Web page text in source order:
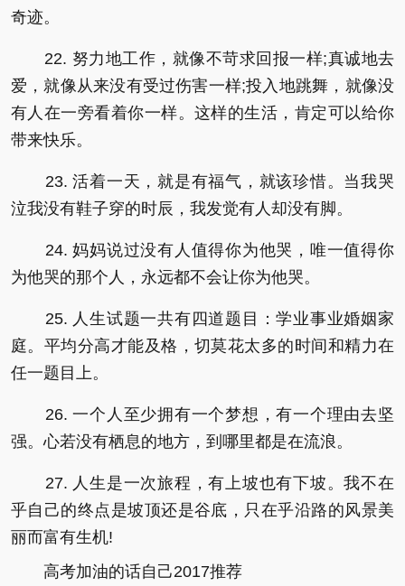
奇迹。
22. 努力地工作，就像不苛求回报一样;真诚地去
爱，就像从来没有受过伤害一样;投入地跳舞，就像没
有人在一旁看着你一样。这样的生活，肯定可以给你
带来快乐。
23. 活着一天，就是有福气，就该珍惜。当我哭
泣我没有鞋子穿的时辰，我发觉有人却没有脚。
24. 妈妈说过没有人值得你为他哭，唯一值得你
为他哭的那个人，永远都不会让你为他哭。
25. 人生试题一共有四道题目：学业事业婚姻家
庭。平均分高才能及格，切莫花太多的时间和精力在
任一题目上。
26. 一个人至少拥有一个梦想，有一个理由去坚
强。心若没有栖息的地方，到哪里都是在流浪。
27. 人生是一次旅程，有上坡也有下坡。我不在
乎自己的终点是坡顶还是谷底，只在乎沿路的风景美
丽而富有生机!
高考加油的话自己2017推荐